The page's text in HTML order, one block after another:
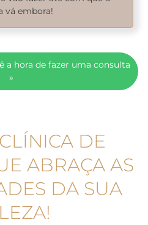
vá embora!
a hora de fazer uma consulta
»
DE
ABRAÇA AS
DA SUA